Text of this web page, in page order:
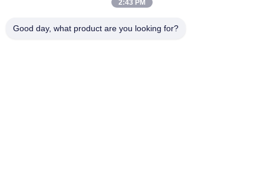
アドレス
2:43 PM
Good day, what product are you looking for?